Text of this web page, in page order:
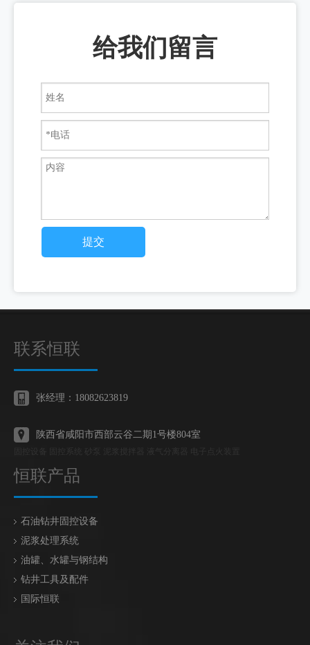
给我们留言
提交
联系恒联
张经理：18082623819
陕西省咸阳市西部云谷二期1号楼804室
恒联产品
石油钻井固控设备
泥浆处理系统
油罐、水罐与钢结构
钻井工具及配件
国际恒联